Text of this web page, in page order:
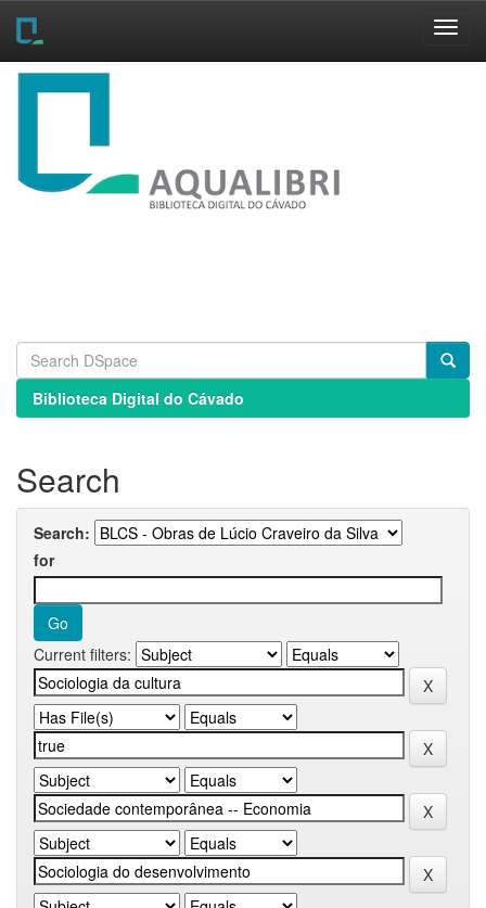
Skip
Biblioteca Digital do Cávado
Search
Search:
for
Current filters: